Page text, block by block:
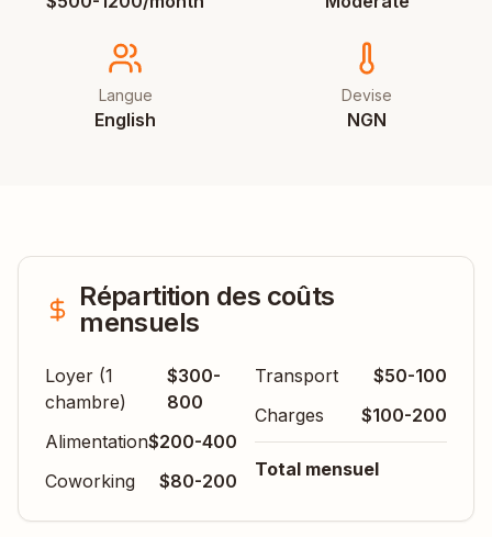
Langue
English
Devise
NGN
Répartition des coûts
mensuels
Loyer (1
chambre)
$300-
800
Alimentation$200-400
Coworking
$80-200
Transport
$50-100
Charges
$100-200
Total mensuel